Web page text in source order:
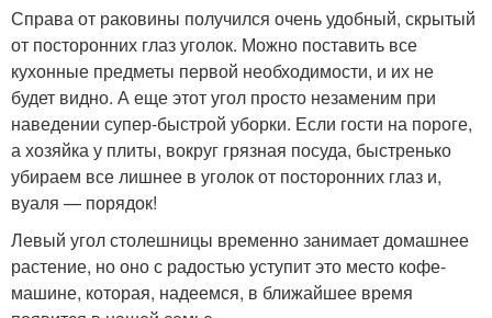
Справа от раковины получился очень удобный, скрытый
от посторонних глаз уголок. Можно поставить все
кухонные предметы первой необходимости, и их не
будет видно. А еще этот угол просто незаменим при
наведении супер-быстрой уборки. Если гости на пороге,
а хозяйка у плиты, вокруг грязная посуда, быстренько
убираем все лишнее в уголок от посторонних глаз и,
вуаля — порядок!
Левый угол столешницы временно занимает домашнее
растение, но оно с радостью уступит это место кофе-
машине, которая, надеемся, в ближайшее время